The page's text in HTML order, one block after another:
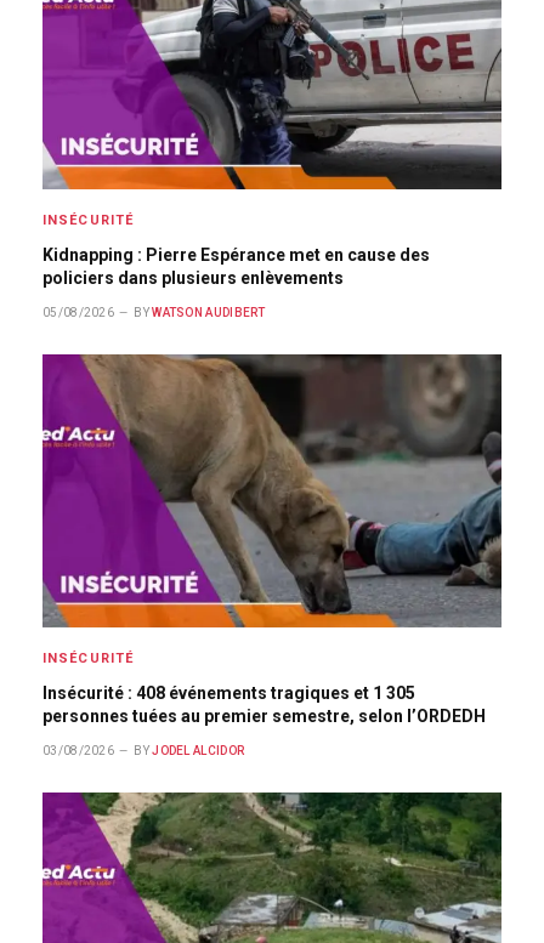
INSÉCURITÉ
Kidnapping : Pierre Espérance met en cause des
policiers dans plusieurs enlèvements
05/08/2026 BY WATSON AUDIBERT
INSÉCURITÉ
Insécurité : 408 événements tragiques et 1 305
personnes tuées au premier semestre, selon l’ORDEDH
03/08/2026 BY JODEL ALCIDOR